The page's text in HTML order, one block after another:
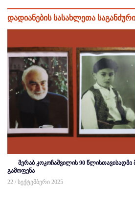
დადიანების სასახლეთა საგანძური
მერაბ კოკოჩაშვილის 90
გამოფენა
22 / სექტემბერი 2025